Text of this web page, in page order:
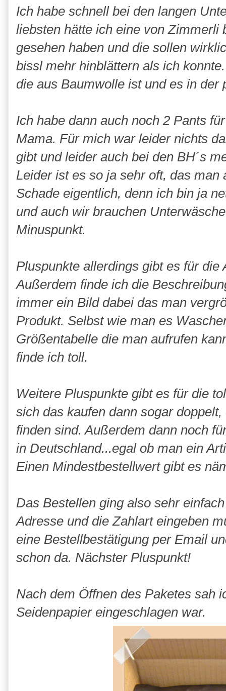
Ich habe schnell bei den langen
liebsten hätte ich eine von
gesehen haben und die sollen
bissl mehr hinblättern als ich
die aus Baumwolle ist und es in
Ich habe dann auch noch 2 Pants
Mama. Für mich war leider nichts
gibt und leider auch bei den BH´s
Leider ist es so ja sehr oft, das
Schade eigentlich, denn ich bin ja
und auch wir brauchen
Minuspunkt.
Pluspunkte allerdings gibt es für
Außerdem finde ich die
immer ein Bild dabei das man
Produkt. Selbst wie man es
Größentabelle die man aufrufen
finde ich toll.
Weitere Pluspunkte gibt es für die
sich das kaufen dann sogar
finden sind. Außerdem dann noch
in Deutschland...egal ob man ein
Einen Mindestbestellwert gibt es
Das Bestellen ging also sehr
Adresse und die Zahlart eingeben
eine Bestellbestätigung per Email
schon da. Nächster Pluspunkt!
Nach dem Öffnen des Paketes sah
Seidenpapier eingeschlagen war.